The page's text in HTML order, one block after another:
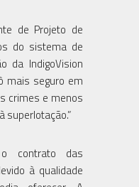
de Projeto de
do sistema de
da IndigoVision
mais seguro em
crimes e menos
superlotação.”
contrato das
à qualidade